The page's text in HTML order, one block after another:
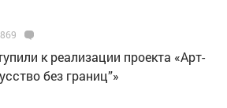
к реализации проекта «Арт-
без границ”»